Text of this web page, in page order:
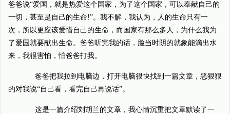
爸爸说“爱国，就是热爱这个国家，为了这个国家，可以奉献自己的
一切，甚至是自己的生命!”。我不解，我认为，人的生命只有一
次，所以更应该爱惜自己的生命，而国家有那么多人，为什么我为
了爱国就要献出生命。爸爸听完我的话，脸当时阴的就象能滴出水
来，我很害怕，怕爸爸打我。
爸爸把我拉到电脑边，打开电脑很快找到一篇文章，恶狠狠
的对我说“自己看，看完自己再说话”。
这是一篇介绍刘胡兰的文章，我心情沉重把文章默读了一